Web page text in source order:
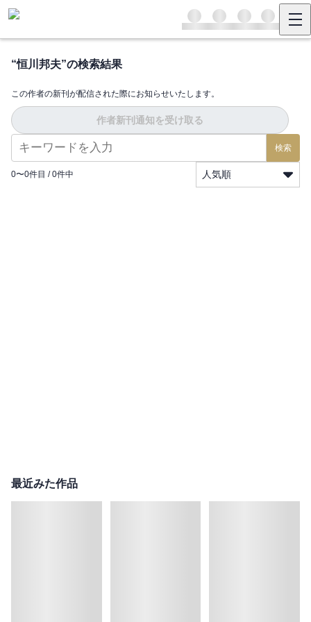
“恒川邦夫”の検索結果
この作者の新刊が配信された際にお知らせいたします。
作者新刊通知を受け取る
検索
0〜0件目 / 0件中 人気順
最近みた作品